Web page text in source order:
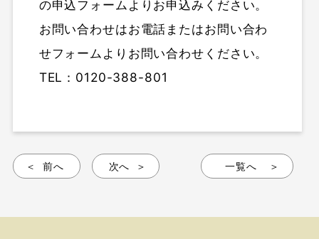
の申込フォームよりお申込みください。
お問い合わせはお電話またはお問い合わ
せフォームよりお問い合わせください。
TEL：0120-388-801
一覧へ
前へ 次へ